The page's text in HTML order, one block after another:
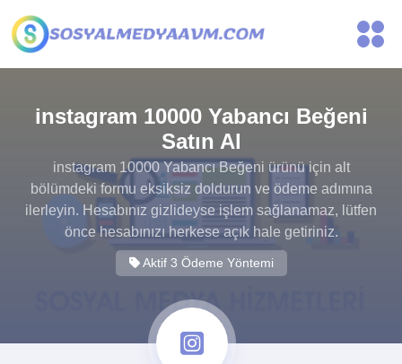
instagram 10000 Yabancı Beğeni
Satın Al
instagram 10000 Yabancı Beğeni ürünü için alt
bölümdeki formu eksiksiz doldurun ve ödeme adımına
ilerleyin. Hesabınız gizlideyse işlem sağlanamaz, lütfen
önce hesabınızı herkese açık hale getiriniz.
Aktif 3 Ödeme Yöntemi